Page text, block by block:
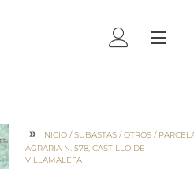
INICIO /SUBASTAS /OTROS /
AGRARIA N. 578, CASTILLO DE
VILLAMALEFA